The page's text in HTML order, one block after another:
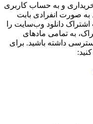
و به حساب کاربری
به صورت انفرادی بابت
دانلود وب‌سایت را
به تمامی مادهای
داشته باشید. برای